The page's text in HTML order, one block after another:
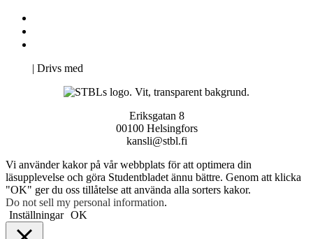
| Drivs med
Eriksgatan 8
00100 Helsingfors
kansli@stbl.fi
Vi använder kakor på vår webbplats för att optimera din
läsupplevelse och göra Studentbladet ännu bättre. Genom att klicka
"OK" ger du oss tillåtelse att använda alla sorters kakor.
Do not sell my personal information.
Inställningar OK